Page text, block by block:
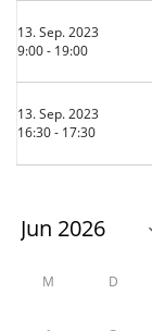
13. Sep. 2023
9:00 - 19:00
13. Sep. 2023
16:30 - 17:30
M D